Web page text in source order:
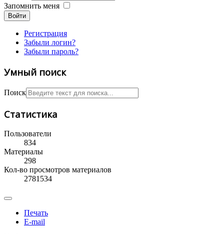
Запомнить меня
Войти
Регистрация
Забыли логин?
Забыли пароль?
Умный поиск
Поиск
Статистика
Пользователи
834
Материалы
298
Кол-во просмотров материалов
2781534
Печать
E-mail